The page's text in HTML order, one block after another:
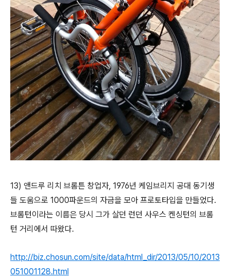
13) 앤드루 리치 브롬튼 창업자, 1976년 케임브리지 공대 동기생
들 도움으로 1000파운드의 자금을 모아 프로토타입을 만들었다.
브롬턴이라는 이름은 당시 그가 살던 런던 사우스 켄싱턴의 브롬
턴 거리에서 따왔다.
http://biz.chosun.com/site/data/html_dir/2013/05/10/2013
051001128.html